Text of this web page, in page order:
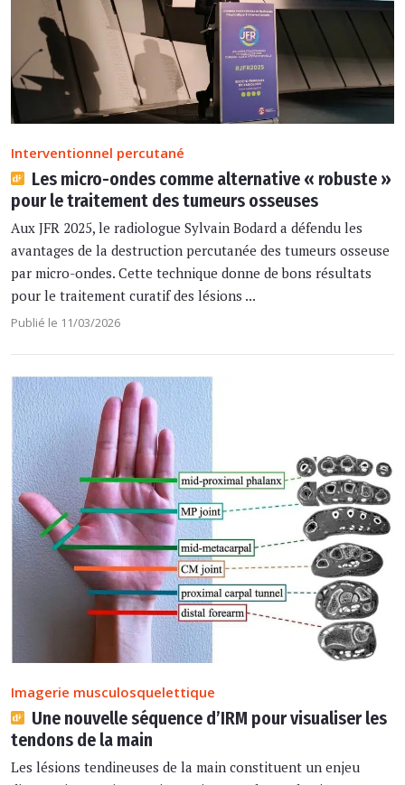
Interventionnel percutané
Les micro-ondes comme alternative « robuste »
pour le traitement des tumeurs osseuses
Aux JFR 2025, le radiologue Sylvain Bodard a défendu les
avantages de la destruction percutanée des tumeurs osseuse
par micro-ondes. Cette technique donne de bons résultats
pour le traitement curatif des lésions ...
Publié le 11/03/2026
Imagerie musculosquelettique
Une nouvelle séquence d’IRM pour visualiser les
tendons de la main
Les lésions tendineuses de la main constituent un enjeu